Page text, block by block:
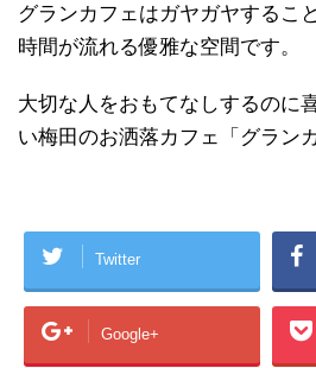
グランカフェはガヤガヤするこ
時間が流れる優雅な空間です。
大切な人をおもてなしするのに
い梅田のお洒落カフェ「グラン
Twitter
Google+